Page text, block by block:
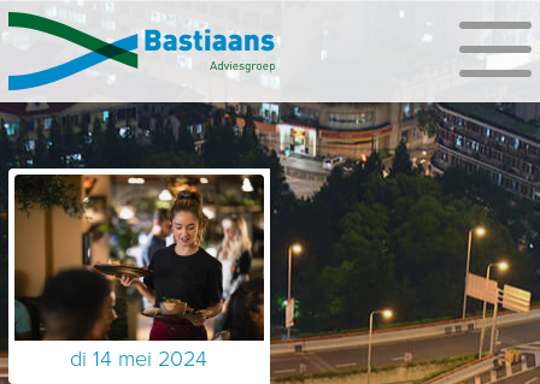
di 14 mei 2024